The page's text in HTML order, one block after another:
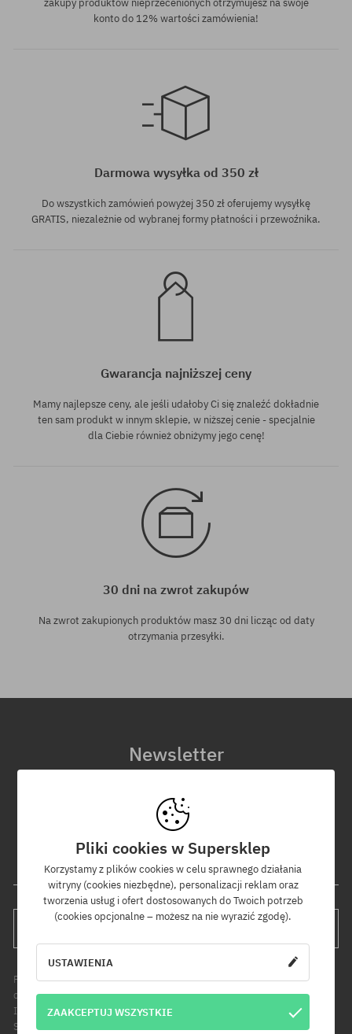
zakupy produktów nieprzecenionych otrzymujesz na swoje
konto do 12% wartości zamówienia!
Darmowa wysyłka od 350 zł
Do wszystkich zamówień powyżej 350 zł oferujemy wysyłkę
GRATIS, niezależnie od wybranej formy płatności i przewoźnika.
Gwarancja najniższej ceny
Mamy najlepsze ceny, ale jeśli udałoby Ci się znaleźć dokładnie
ten sam produkt w innym sklepie, w niższej cenie - specjalnie
dla Ciebie również obniżymy jego cenę!
30 dni na zwrot zakupów
Na zwrot zakupionych produktów masz 30 dni licząc od daty
otrzymania przesyłki.
Newsletter
nowościach i promocjach!
Dodatkowo otrzymasz kod rabatowy -5% na całe zamówienie!
Twój adres e-mail
Podanie adresu e-mail jest jednoznaczne z wyrażeniem zgody na
otrzymywanie informacji handlowych pod wskazany adres e-mail.
Informujemy, że administratorem Twoich danych osobowych jest Cool
Sport Distribution sp. z o.o. z siedzibą przy ul. Handlowców 2 w
Pliki cookies w Supersklep
Korzystamy z plików cookies w celu sprawnego działania
witryny (cookies niezbędne), personalizacji reklam oraz
tworzenia usług i ofert dostosowanych do Twoich potrzeb
(cookies opcjonalne – możesz na nie wyrazić zgodę).
USTAWIENIA
ZAAKCEPTUJ WSZYSTKIE